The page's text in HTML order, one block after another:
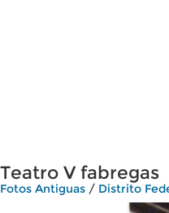
Teatro V fabregas
Fotos Antiguas / Distrito